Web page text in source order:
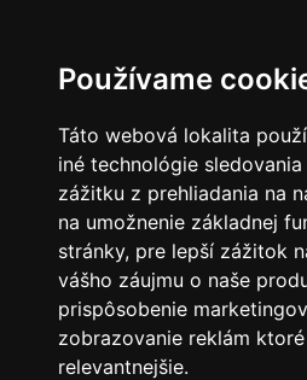
Používame
Táto webová lokalita
iné technológie
zážitku z prehliadania na
na umožnenie základnej
stránky, pre lepší zážitok
vášho záujmu o naše
prispôsobenie
zobrazovanie reklám
relevantnejšie.